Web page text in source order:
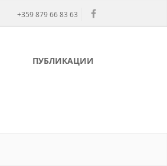
+359 879 66 83 63
ПУБЛИКАЦИИ